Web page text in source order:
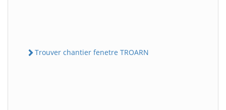
Trouver chantier fenetre TROARN